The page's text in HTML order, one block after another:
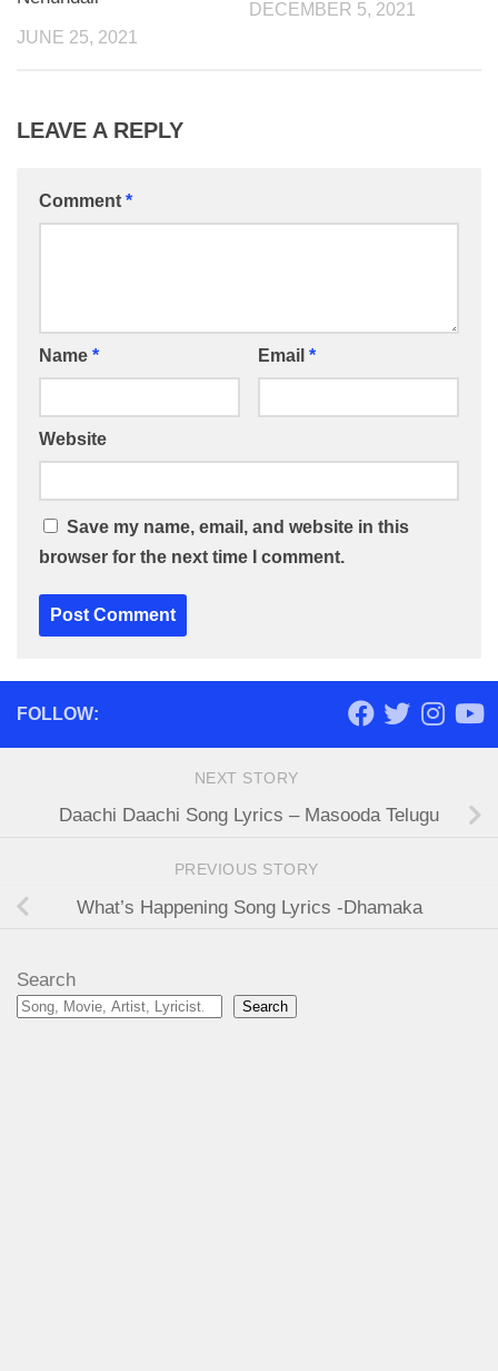
JUNE 25, 2021
DECEMBER 5, 2021
LEAVE A REPLY
Comment *
Name * Email *
Website
Save my name, email, and website in this
browser for the next time I comment.
FOLLOW:
NEXT STORY
Daachi Daachi Song Lyrics – Masooda Telugu
PREVIOUS STORY
What’s Happening Song Lyrics -Dhamaka
Search
Search